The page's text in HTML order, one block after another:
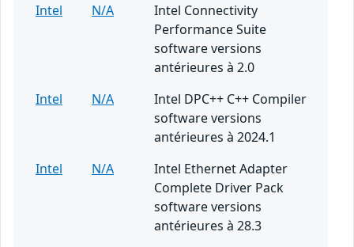
Intel
N/A
Intel Connectivity
Performance Suite
software versions
antérieures à 2.0
Intel
N/A
Intel DPC++ C++ Compiler
software versions
antérieures à 2024.1
Intel
N/A
Intel Ethernet Adapter
Complete Driver Pack
software versions
antérieures à 28.3